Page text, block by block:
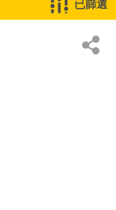
已篩選